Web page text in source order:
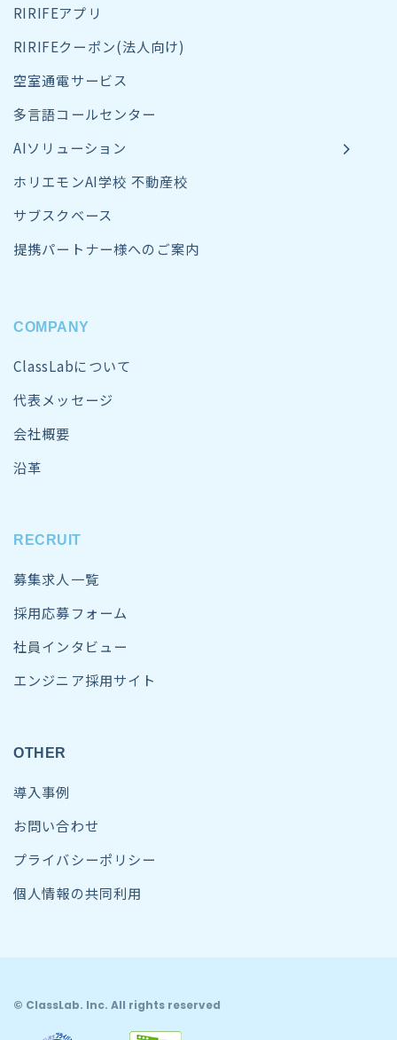
RIRIFEアプリ
RIRIFEクーポン(法人向け)
空室通電サービス
多言語コールセンター
AIソリューション
ホリエモンAI学校 不動産校
サブスクベース
提携パートナー様へのご案内
COMPANY
ClassLabについて
代表メッセージ
会社概要
沿革
RECRUIT
募集求人一覧
採用応募フォーム
社員インタビュー
エンジニア採用サイト
OTHER
導入事例
お問い合わせ
プライバシーポリシー
個人情報の共同利用
© ClassLab. Inc. All rights reserved